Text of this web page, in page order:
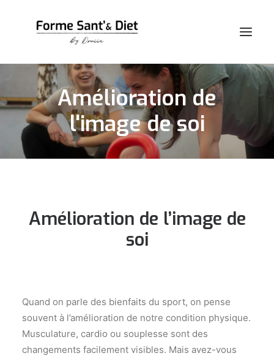
Accueil
Qui suis-je ?
Mes services
Amélioration de
l'image de soi
Amélioration de l’image de
soi
Quand on parle des bienfaits du sport, on pense
souvent à l’amélioration de notre condition physique.
Musculature, cardio ou souplesse sont des
changements facilement visibles. Mais avez-vous